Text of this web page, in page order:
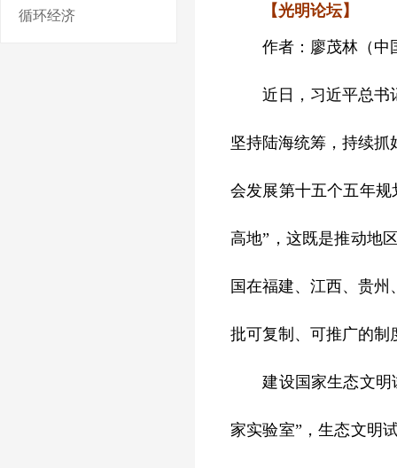
循环经济 【光明论坛】
作者：廖茂林（中
近日，习近平总书记
坚持陆海统筹，持续
会发展第十五个五年
高地”，这既是推动地
国在福建、江西、贵
批可复制、可推广的制
建设国家生态文明试
家实验室”，生态文明